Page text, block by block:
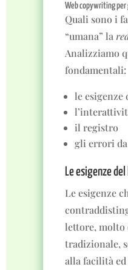
Web copywriting per
Quali sono i
“umana” la
Analizziamo
fondamentali:
le esigenze
il registro
gli errori
Le esigenze
Le esigenze
lettore, molto
tradizionale,
alla facilità